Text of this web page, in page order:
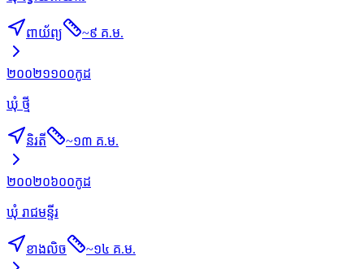
ពាយ័ព្យ ~៩ គ.ម.
២០០២១១០០កូដ
ឃុំ ថ្មី
និរតី ~១៣ គ.ម.
២០០២០៦០០កូដ
ឃុំ រាជមន្ទីរ
ខាងលិច ~១៤ គ.ម.